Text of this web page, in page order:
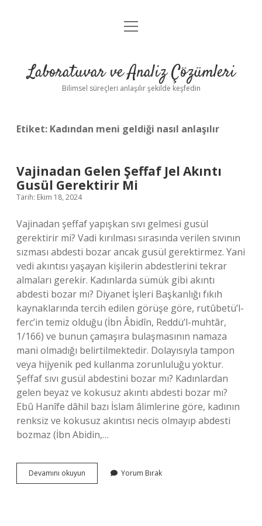
Anasayfa
Yasal Uyarı
menüyü
Laboratuvar ve Analiz Çözümleri
Bilimsel süreçleri anlaşılır şekilde keşfedin
Etiket: Kadından meni geldiği nasıl anlaşılır
Vajinadan Gelen Şeffaf Jel Akıntı
Gusül Gerektirir Mi
Tarih: Ekim 18, 2024
Vajinadan şeffaf yapışkan sıvı gelmesi gusül
gerektirir mi? Vadi kırılması sırasında verilen sıvının
sızması abdesti bozar ancak gusül gerektirmez. Yani
vedi akıntısı yaşayan kişilerin abdestlerini tekrar
almaları gerekir. Kadınlarda sümük gibi akıntı
abdesti bozar mı? Diyanet İşleri Başkanlığı fıkıh
kaynaklarında tercih edilen görüşe göre, rutûbetü’l-
ferc’in temiz olduğu (İbn Âbidîn, Reddü’l-muhtâr,
1/166) ve bunun çamaşıra bulaşmasının namaza
mani olmadığı belirtilmektedir. Dolayısıyla tampon
veya hijyenik ped kullanma zorunluluğu yoktur.
Şeffaf sıvı gusül abdestini bozar mı? Kadınlardan
gelen beyaz ve kokusuz akıntı abdesti bozar mı?
Ebû Hanîfe dâhil bazı İslam âlimlerine göre, kadının
renksiz ve kokusuz akıntısı necis olmayıp abdesti
bozmaz (İbn Abidin,…
Devamını okuyun Vajinadan
Gelen
Yorum Bırak